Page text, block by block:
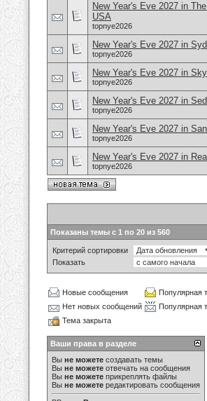
New Year's Eve 2027 in
USA
topnye2026
New Year's Eve 2027 in
topnye2026
New Year's Eve 2027 in
topnye2026
New Year's Eve 2027 in
topnye2026
New Year's Eve 2027 in
topnye2026
New Year's Eve 2027 in
topnye2026
Показаны темы с 1 по 20 из 560
Критерий сортировки
Показать
Новые сообщения
Популярная
Нет новых сообщений
Популярная
Тема закрыта
Ваши права в разделе
Вы не можете создавать темы
Вы не можете отвечать на сообщения
Вы не можете прикреплять файлы
Вы не можете редактировать сообщения